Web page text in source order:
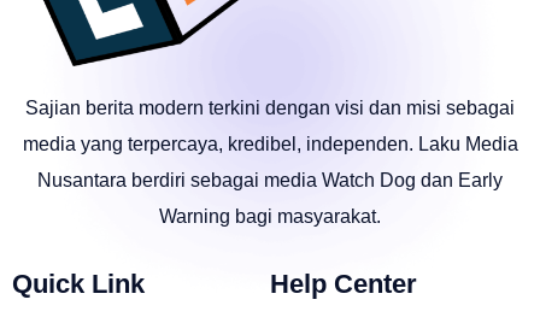
Sajian berita modern terkini dengan visi dan misi sebagai
media yang terpercaya, kredibel, independen. Laku Media
Nusantara berdiri sebagai media Watch Dog dan Early
Warning bagi masyarakat.
Quick Link Help Center